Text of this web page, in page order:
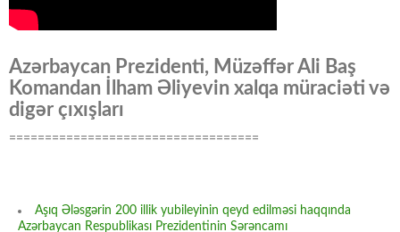
Azərbaycan Prezidenti, Müzəffər Ali Baş
Komandan İlham Əliyevin xalqa müraciəti və
digər çıxışları
===================================
Aşıq Ələsgərin 200 illik yubileyinin qeyd edilməsi haqqında
Azərbaycan Respublikası Prezidentinin Sərəncamı